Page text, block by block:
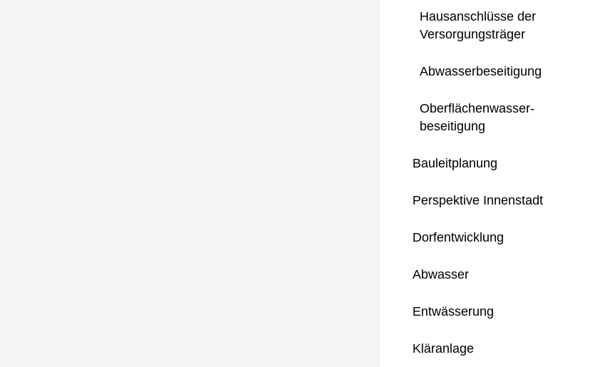
Hausanschlüsse der
Versorgungsträger
Abwasserbeseitigung
Oberflächenwasser-
beseitigung
Bauleitplanung
Perspektive Innenstadt
Dorfentwicklung
Abwasser
Entwässerung
Kläranlage